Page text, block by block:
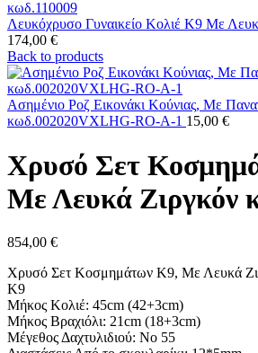
Λευκόχρυσο Γυναικείο Κολιέ Κ9 Με
174,00 €
Back to products
Ασημένιο Ροζ Εικονάκι Κούνιας, Με
κωδ.002020VXLHG-RO-A-1 15,00 €
Χρυσό Σετ
Με Λευκά Ζιργκόν
854,00 €
Χρυσό Σετ Κοσμημάτων Κ9, Με Λευκά
Κ9
Μήκος Κολιέ: 45cm (42+3cm)
Μήκος Βραχιόλι: 21cm (18+3cm)
Μέγεθος Δαχτυλιδιού: Νο 55